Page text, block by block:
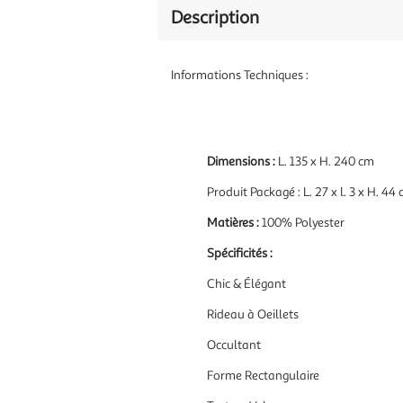
Description
Informations Techniques :
Dimensions : L. 135 x H. 240 cm
Produit Packagé : L. 27 x l. 3 x H. 44
Matières :100% Polyester
Spécificités :
Chic & Élégant
Rideau à Oeillets
Occultant
Forme Rectangulaire